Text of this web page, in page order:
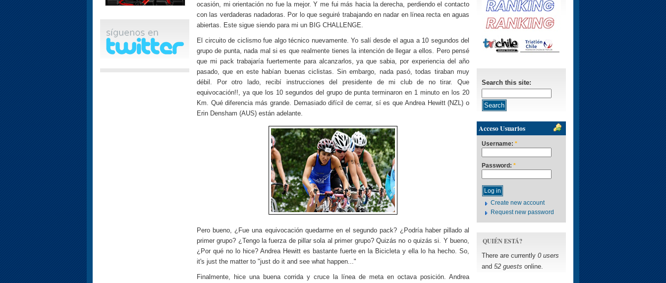
ocasión, mi orientación no fue la mejor. Y me fui más hacia la derecha, perdiendo el contacto
con las verdaderas nadadoras. Por lo que seguiré trabajando en nadar en línea recta en aguas
abiertas. Este sigue siendo para mi un BIG CHALLENGE.
El circuito de ciclismo fue algo técnico nuevamente. Yo salí desde el agua a 10 segundos del
grupo de punta, nada mal si es que realmente tienes la intención de llegar a ellos. Pero pensé
que mi pack trabajaría fuertemente para alcanzarlos, ya que sabia, por experiencia del año
pasado, que en este habían buenas ciclistas. Sin embargo, nada pasó, todas tiraban muy
débil. Por otro lado, recibí instrucciones del presidente de mi club de no tirar. Que
equivocación!!, ya que los 10 segundos del grupo de punta terminaron en 1 minuto en los 20
Km. Qué diferencia más grande. Demasiado difícil de cerrar, sí es que Andrea Hewitt (NZL) o
Erin Densham (AUS) están adelante.
Pero bueno, ¿Fue una equivocación quedarme en el segundo pack? ¿Podría haber pillado al
primer grupo? ¿Tengo la fuerza de pillar sola al primer grupo? Quizás no o quizás si. Y bueno,
¿Por qué no lo hice? Andrea Hewitt es bastante fuerte en la Bicicleta y ella lo ha hecho. So,
it's just the matter to "just do it and see what happen..."
Finalmente, hice una buena corrida y cruce la línea de meta en octava posición. Andrea
Search this site:
Acceso Usuarios
Username: *
Password: *
Create new account
Request new password
QUIÉN ESTÁ?
There are currently 0 users
and 52 guests online.